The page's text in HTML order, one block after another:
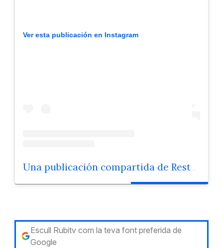
Ver esta publicación en Instagram
Una publicación compartida de Restaurant Oddo (@restaurantoddo)
Escull Rubitv com la teva font preferida de
Google